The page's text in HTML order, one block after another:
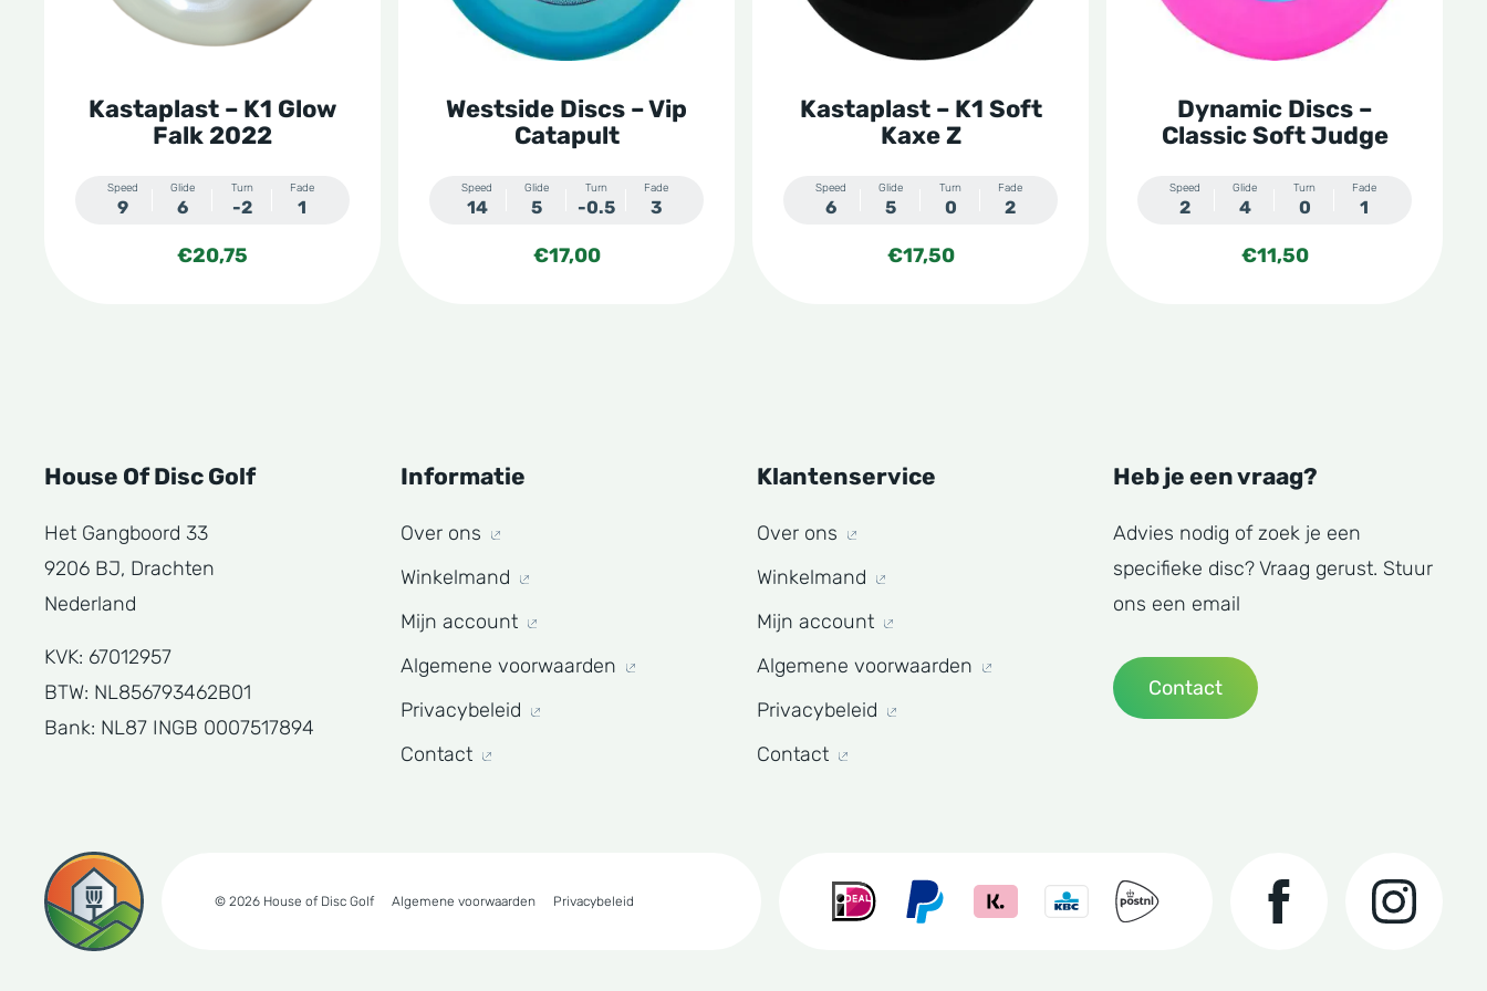
Kastaplast – K1 Glow
Falk 2022
Speed
9
Glide
6
Turn
-2
Fade
1
€20,75
worden
Westside Discs – Vip
Catapult
Speed
14
Glide
5
Turn
-0.5
Fade
3
€17,00
optie
worden
Kastaplast – K1 Soft
Kaxe Z
Speed
6
Glide
5
Turn
0
Fade
2
€17,50
optie
worden
Dynamic Discs –
Classic Soft Judge
Speed
2
Glide
4
Turn
0
Fade
1
€11,50
optie
worden
House Of Disc Golf
Het Gangboord 33
9206 BJ, Drachten
Nederland
KVK: 67012957
BTW: NL856793462B01
Bank: NL87 INGB 0007517894
Informatie
Over ons
Winkelmand
Mijn account
Algemene voorwaarden
Privacybeleid
Contact
Klantenservice
Over ons
Winkelmand
Mijn account
Algemene voorwaarden
Privacybeleid
Contact
Heb je een vraag?
Advies nodig of zoek je een
specifieke disc? Vraag gerust. Stuur
ons een email
Contact
© 2026 House of Disc Golf Algemene voorwaarden Privacybeleid